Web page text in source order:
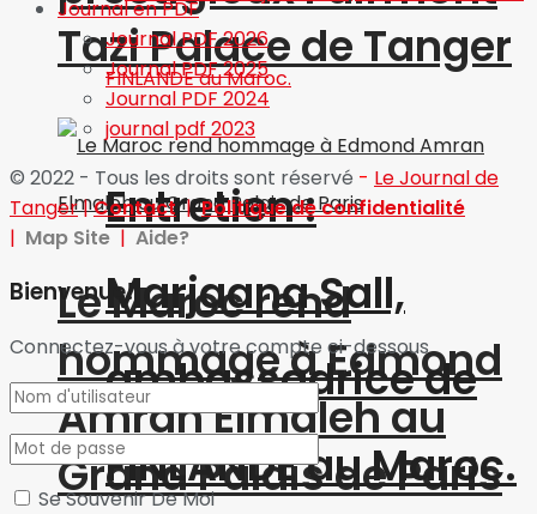
Tazi Palace de Tanger
Le Maroc rend
hommage à Edmond
Amran Elmaleh au
Grand Palais de Paris
Entretien :
Marjaana Sall,
ambassadrice de
FINLANDE au Maroc.
Journal en PDF
Journal PDF 2026
Journal PDF 2025
Journal PDF 2024
journal pdf 2023
© 2022 - Tous les droits sont réservé - Le Journal de
Tanger|Contact |Politique de confidentialité
| Map Site|Aide?
Bienvenue!
Connectez-vous à votre compte ci-dessous
Se Souvenir De Moi